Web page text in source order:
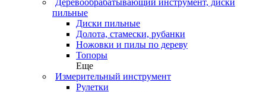
пильные
Диски пильные
Долота, стамески, рубанки
Ножовки и пилы по дереву
Топоры
Еще
Измерительный инструмент
Рулетки